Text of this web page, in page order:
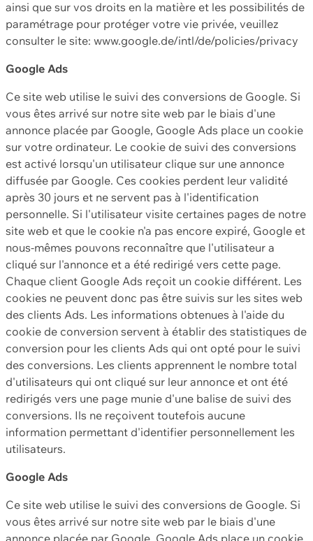
ainsi que sur vos droits en la matière et les possibilités de
paramétrage pour protéger votre vie privée, veuillez
consulter le site: www.google.de/intl/de/policies/privacy
Google Ads
Ce site web utilise le suivi des conversions de Google. Si
vous êtes arrivé sur notre site web par le biais d'une
annonce placée par Google, Google Ads place un cookie
sur votre ordinateur. Le cookie de suivi des conversions
est activé lorsqu'un utilisateur clique sur une annonce
diffusée par Google. Ces cookies perdent leur validité
après 30 jours et ne servent pas à l'identification
personnelle. Si l'utilisateur visite certaines pages de notre
site web et que le cookie n'a pas encore expiré, Google et
nous-mêmes pouvons reconnaître que l'utilisateur a
cliqué sur l'annonce et a été redirigé vers cette page.
Chaque client Google Ads reçoit un cookie différent. Les
cookies ne peuvent donc pas être suivis sur les sites web
des clients Ads. Les informations obtenues à l'aide du
cookie de conversion servent à établir des statistiques de
conversion pour les clients Ads qui ont opté pour le suivi
des conversions. Les clients apprennent le nombre total
d'utilisateurs qui ont cliqué sur leur annonce et ont été
redirigés vers une page munie d'une balise de suivi des
conversions. Ils ne reçoivent toutefois aucune
information permettant d'identifier personnellement les
utilisateurs.
Google Ads
Ce site web utilise le suivi des conversions de Google. Si
vous êtes arrivé sur notre site web par le biais d'une